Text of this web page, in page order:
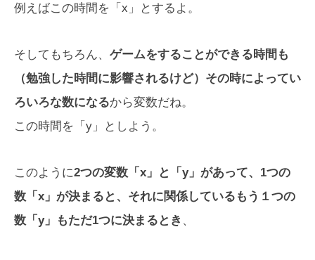
例えばこの時間を「x」とするよ。
そしてもちろん、 ゲームをすることができる時間も
（勉強した時間に影響されるけど）その時によってい
ろいろな数になるから変数だね。
この時間を「y」としよう。
このように2つの変数「x」と「y」があって、1つの
数「x」が決まると、それに関係しているもう１つの
数「y」もただ1つに決まるとき 、